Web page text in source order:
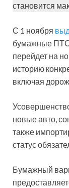
становится
С 1 ноября
бумажные ПТС
перейдет на
историю
включая
новые авто,
также
статус
Бумажный